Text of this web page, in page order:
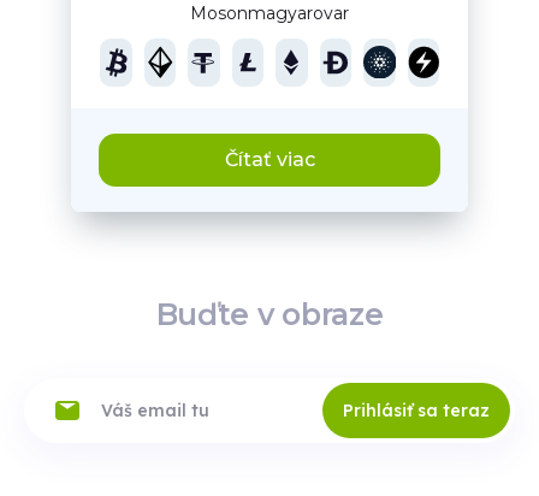
Mosonmagyarovar
Čítať viac
Buďte v obraze
Prihlásiť sa teraz